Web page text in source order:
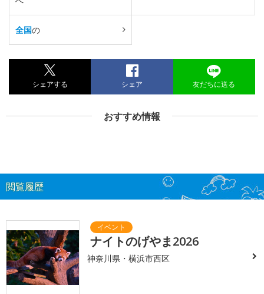
全国の
シェアする シェア 友だちに送る
おすすめ情報
閲覧履歴
ナイトのげやま2026
神奈川県・横浜市西区